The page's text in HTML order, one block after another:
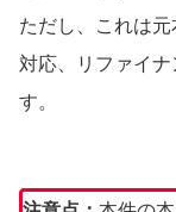
ただし、これは
対応、リファイ
す。